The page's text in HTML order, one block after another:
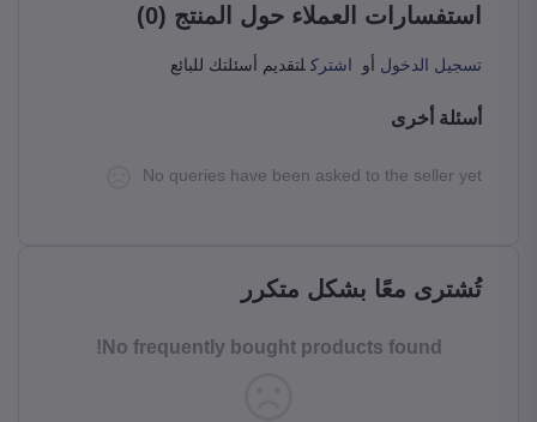
استفسارات العملاء حول المنتج (0)
تسجيل الدخول أو اشترك لتقديم أسئلتك للبائع
أسئلة أخرى
No queries have been asked to the seller yet
تُشترى معًا بشكل متكرر
No frequently bought products found!